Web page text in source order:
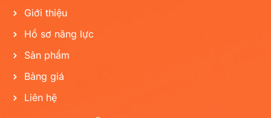
Giới thiệu
Hồ sơ năng lực
Sản phẩm
Bảng giá
Liên hệ